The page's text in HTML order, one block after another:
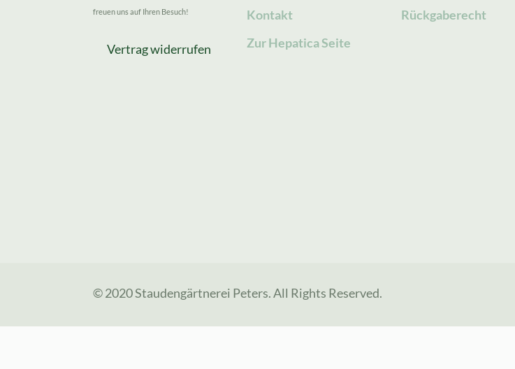
freuen uns auf Ihren Besuch!
Vertrag widerrufen
Kontakt
Zur Hepatica Seite
Rückgaberecht
© 2020 Staudengärtnerei Peters. All Rights Reserved.